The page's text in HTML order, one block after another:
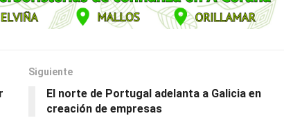
Siguiente
El norte de Portugal adelanta a Galicia en
creación de empresas